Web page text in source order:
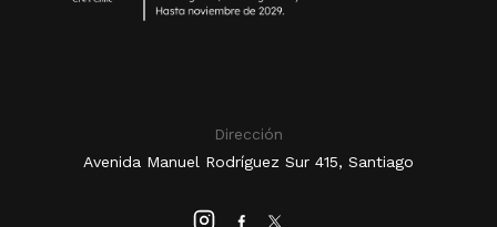
Dirección
Avenida Manuel Rodríguez Sur 415, Santiago